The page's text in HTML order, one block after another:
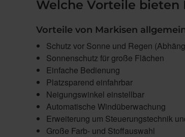
Welche Vorteile bieten
Vorteile von Markisen
Schutz vor Sonne und Regen
Sonnenschutz für große Flächen
Einfache Bedienung
Platzsparend einfahrbar
Neigungswinkel einstellbar
Automatische Windüberwachung
Erweiterung um Steuerungstechnik
Große Farb- und Stoffauswahl